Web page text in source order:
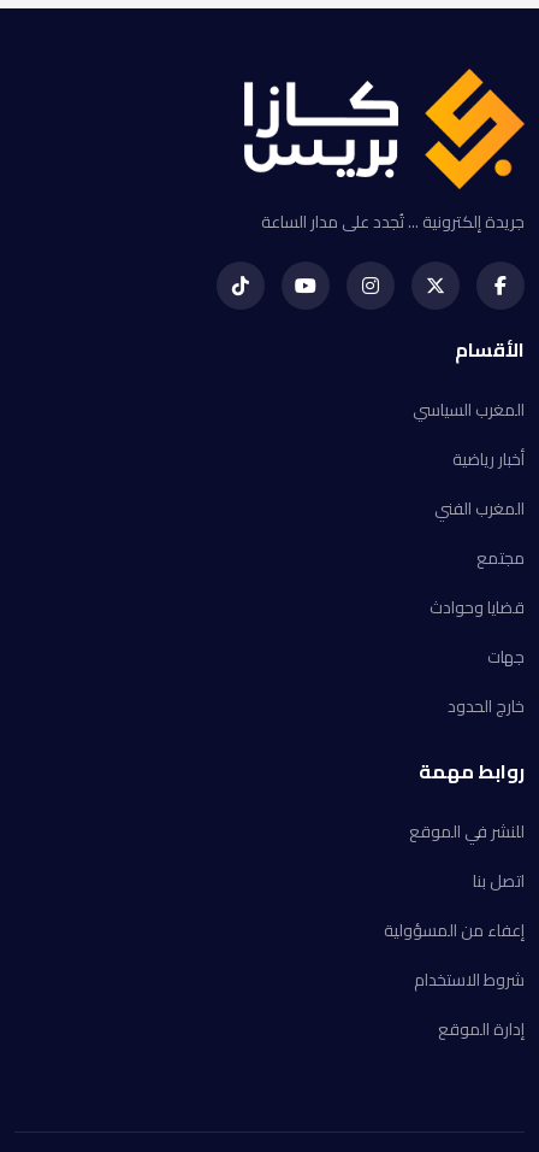
جريدة إلكترونية ... تُجدد على مدار الساعة
الأقسام
المغرب السياسي
أخبار رياضية
المغرب الفني
مجتمع
قضايا وحوادث
جهات
خارج الحدود
روابط مهمة
للنشر في الموقع
اتصل بنا
إعفاء من المسؤولية
شروط الاستخدام
إدارة الموقع